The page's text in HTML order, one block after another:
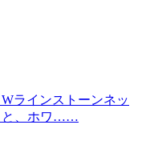
ラインストーンネッ
と、ホワ……